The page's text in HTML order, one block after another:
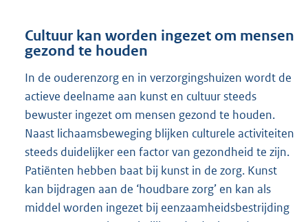
Cultuur kan worden ingezet om mensen
gezond te houden
In de ouderenzorg en in verzorgingshuizen wordt de
actieve deelname aan kunst en cultuur steeds
bewuster ingezet om mensen gezond te houden.
Naast lichaamsbeweging blijken culturele activiteiten
steeds duidelijker een factor van gezondheid te zijn.
Patiënten hebben baat bij kunst in de zorg. Kunst
kan bijdragen aan de ‘houdbare zorg’ en kan als
middel worden ingezet bij eenzaamheidsbestrijding